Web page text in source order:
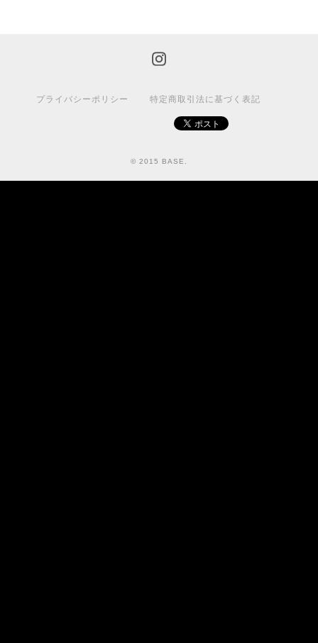
プライバシーポリシー 特定商取引法に基づく表記
© 2015 BASE.